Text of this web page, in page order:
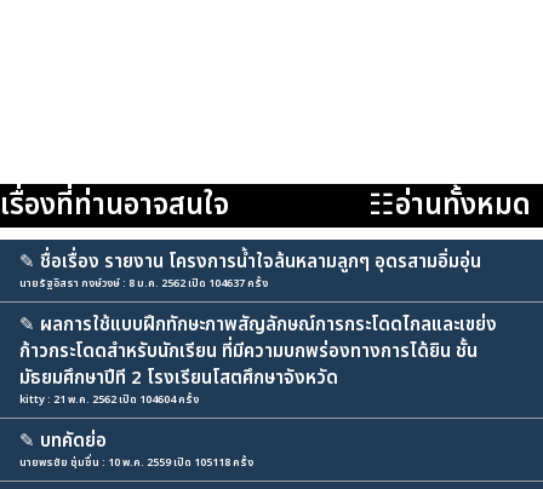
เรื่องที่ท่านอาจสนใจ ☷อ่านทั้งหมด
✎ ชื่อเรื่อง รายงาน โครงการน้ำใจล้นหลามลูกๆ อุดรสามอิ่มอุ่น
นายรัฐอิสรา กงษ์วงษ์ : 8 ม.ค. 2562 เปิด 104637 ครั้ง
✎ ผลการใช้แบบฝึกทักษะภาพสัญลักษณ์การกระโดดไกลและเขย่ง
ก้าวกระโดดสำหรับนักเรียน ที่มีความบกพร่องทางการได้ยิน ชั้น
มัธยมศึกษาปีที 2 โรงเรียนโสตศึกษาจังหวัด
kitty : 21 พ.ค. 2562 เปิด 104604 ครั้ง
✎ บทคัดย่อ
นายพรชัย ชุ่มชื่น : 10 พ.ค. 2559 เปิด 105118 ครั้ง